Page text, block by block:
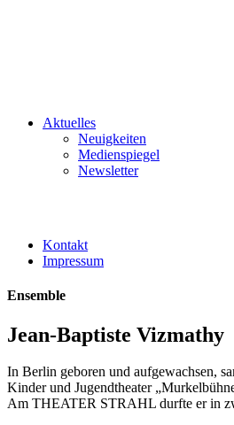
Aktuelles
Neuigkeiten
Medienspiegel
Newsletter
Kontakt
Impressum
Ensemble
Jean-Baptiste Vizmathy
In Berlin geboren und aufgewachsen,
Kinder und Jugendtheater
Am THEATER STRAHL durfte er in